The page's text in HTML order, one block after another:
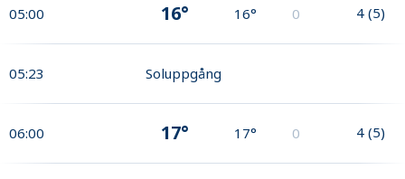
05:00 16° 16° 0 4 (5)
05:23 Soluppgång
06:00 17° 17° 0 4 (5)